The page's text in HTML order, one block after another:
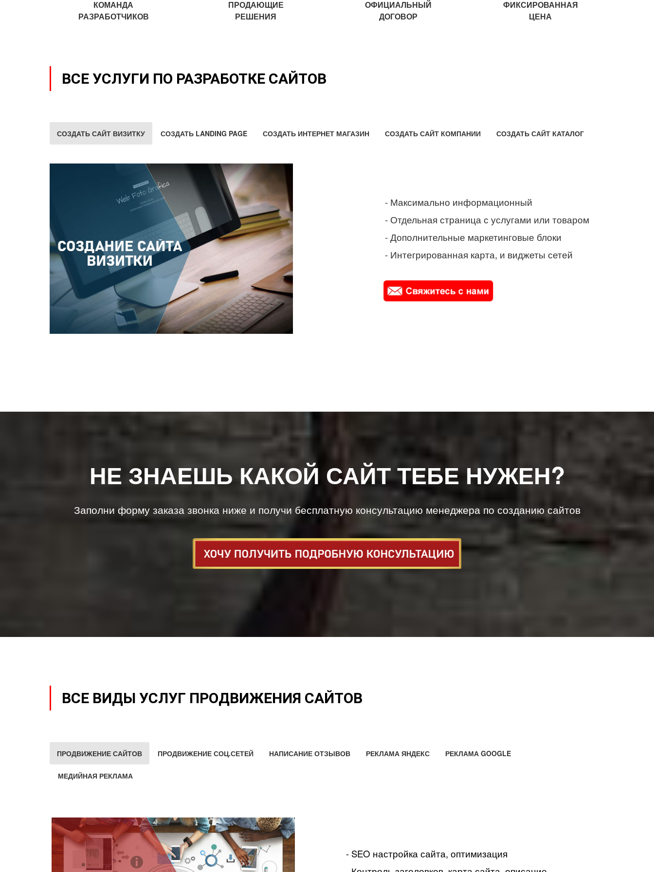
КОМАНДА
РАЗРАБОТЧИКОВ
ПРОДАЮЩИЕ
РЕШЕНИЯ
ОФИЦИАЛЬНЫЙ
ДОГОВОР
ФИКСИРОВАННАЯ
ЦЕНА
ВСЕ УСЛУГИ ПО РАЗРАБОТКЕ САЙТОВ
СОЗДАТЬ САЙТ ВИЗИТКУ СОЗДАТЬ LANDING PAGE СОЗДАТЬ ИНТЕРНЕТ МАГАЗИН СОЗДАТЬ САЙТ КОМПАНИИ СОЗДАТЬ САЙТ КАТАЛОГ
- Максимально информационный
- Отдельная страница с услугами или товаром
- Дополнительные маркетинговые блоки
- Интегрированная карта, и виджеты сетей
НЕ ЗНАЕШЬ КАКОЙ САЙТ ТЕБЕ НУЖЕН?
Заполни форму заказа звонка ниже и получи бесплатную консультацию менеджера по созданию сайтов
ВСЕ ВИДЫ УСЛУГ ПРОДВИЖЕНИЯ САЙТОВ
ПРОДВИЖЕНИЕ САЙТОВ ПРОДВИЖЕНИЕ СОЦ.СЕТЕЙ НАПИСАНИЕ ОТЗЫВОВ РЕКЛАМА ЯНДЕКС РЕКЛАМА GOOGLE
МЕДИЙНАЯ РЕКЛАМА
- SEO настройка сайта, оптимизация